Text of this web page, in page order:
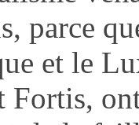
parce
et le
Fortis,